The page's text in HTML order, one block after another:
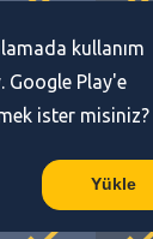
kullanım
Google Play'e
ister misiniz?
Yükle